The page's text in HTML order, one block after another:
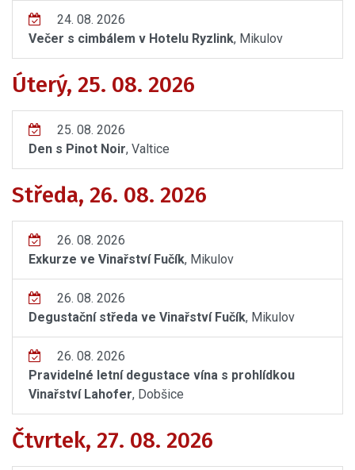
24. 08. 2026
Večer s cimbálem v Hotelu Ryzlink, Mikulov
Úterý, 25. 08. 2026
25. 08. 2026
Den s Pinot Noir, Valtice
Středa, 26. 08. 2026
26. 08. 2026
Exkurze ve Vinařství Fučík, Mikulov
26. 08. 2026
Degustační středa ve Vinařství Fučík, Mikulov
26. 08. 2026
Pravidelné letní degustace vína s prohlídkou
Vinařství Lahofer, Dobšice
Čtvrtek, 27. 08. 2026